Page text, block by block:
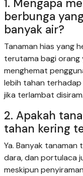
1. Mengapa
berbunga
banyak air?
Tanaman hias yang
terutama bagi orang
menghemat
lebih tahan
jika terlambat disiram.
2. Apakah
tahan kering
Ya. Banyak tanaman
dara, dan portulaca
meskipun